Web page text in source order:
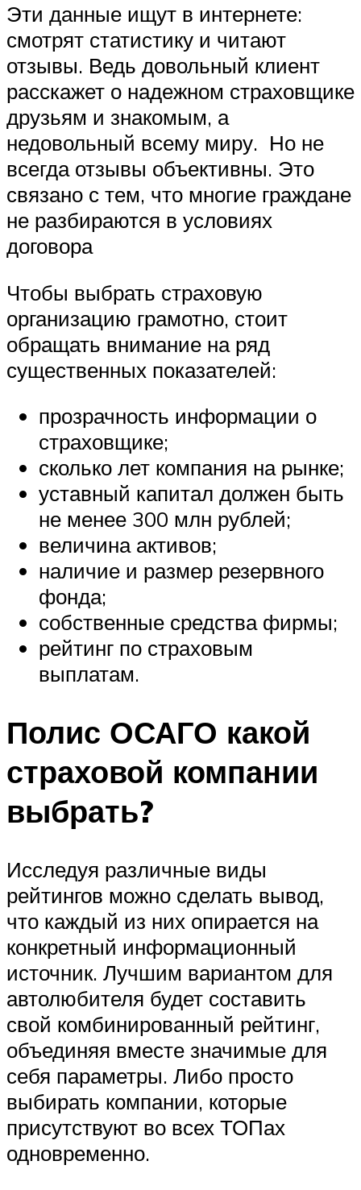
Эти данные ищут в интернете:
смотрят статистику и читают
отзывы. Ведь довольный клиент
расскажет о надежном страховщике
друзьям и знакомым, а
недовольный всему миру. Но не
всегда отзывы объективны. Это
связано с тем, что многие граждане
не разбираются в условиях
договора
Чтобы выбрать страховую
организацию грамотно, стоит
обращать внимание на ряд
существенных показателей:
прозрачность информации о
страховщике;
сколько лет компания на рынке;
уставный капитал должен быть
не менее 300 млн рублей;
величина активов;
наличие и размер резервного
фонда;
собственные средства фирмы;
рейтинг по страховым
выплатам.
Полис ОСАГО какой
страховой компании
выбрать?
Исследуя различные виды
рейтингов можно сделать вывод,
что каждый из них опирается на
конкретный информационный
источник. Лучшим вариантом для
автолюбителя будет составить
свой комбинированный рейтинг,
объединяя вместе значимые для
себя параметры. Либо просто
выбирать компании, которые
присутствуют во всех ТОПах
одновременно.